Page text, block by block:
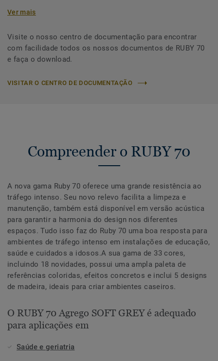
Ver mais
Visite o nosso centro de documentação para encontrar
com facilidade todos os nossos documentos de RUBY 70
e faça o download.
VISITAR O CENTRO DE DOCUMENTAÇÃO
Compreender o RUBY 70
A nova gama Ruby 70 oferece uma grande resistência ao
tráfego intenso. Seu novo relevo facilita a limpeza e
manutenção, também está disponível em versão acústica
para garantir a harmonia do design nos diferentes
espaços. Tudo isso faz do Ruby 70 uma boa resposta para
ambientes de tráfego intenso em instalações de educação,
saúde e cuidados a idosos.A sua gama de 33 cores,
incluindo 18 novidades, possui uma ampla paleta de
referências coloridas, efeitos concretos e inclui 5 designs
de madeira, ideais para criar ambientes caseiros.
O RUBY 70 Agrego SOFT GREY é adequado
para aplicações em
Saúde e geriatria